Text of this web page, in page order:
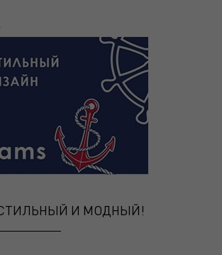
И МОДНЫЙ!